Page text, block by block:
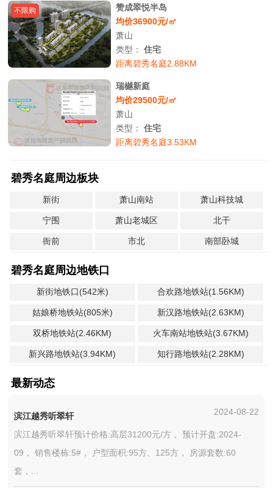
不限购
赞成翠悦半岛
均价36900元/㎡
萧山
类型：住宅
距离碧秀名庭2.88KM
瑞樾新庭
均价29500元/㎡
萧山
类型：住宅
距离碧秀名庭3.53KM
碧秀名庭周边板块
新街 萧山南站 萧山科技城
宁围 萧山老城区 北干
衙前 市北 南部卧城
碧秀名庭周边地铁口
新街地铁口(542米) 合欢路地铁站(1.56KM)
姑娘桥地铁站(805米) 新汉路地铁站(2.63KM)
双桥地铁站(2.46KM) 火车南站地铁站(3.67KM)
新兴路地铁站(3.94KM) 知行路地铁站(2.28KM)
最新动态
滨江越秀听翠轩 2024-08-22
滨江越秀听翠轩预计价格:高层31200元/方， 预计开盘:2024-
09， 销售楼栋:5#， 户型面积:95方、125方， 房源套数:60
套，...